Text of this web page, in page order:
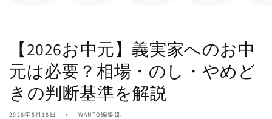
【2026お中元】義実家へのお中
元は必要？相場・のし・やめど
きの判断基準を解説
2026年5月18日 WANTO編集部